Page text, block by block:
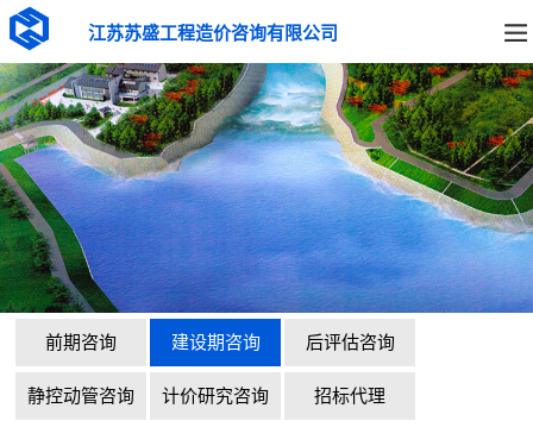
江苏苏盛工程造价咨询有限公司
前期咨询 建设期咨询 后评估咨询
静控动管咨询 计价研究咨询 招标代理